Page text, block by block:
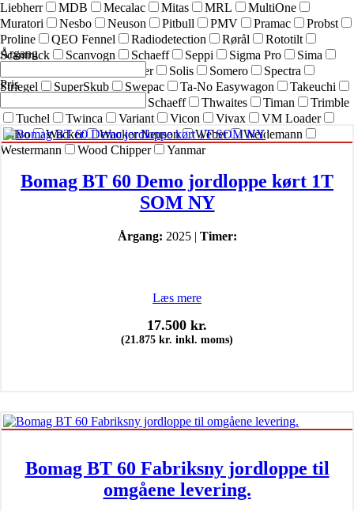
Liebherr
MDB Mecalac Mitas MRL
MultiOne
Muratori
Nesbo Neuson Pitbull PMV Pramac
Probst
Proline
QEO Fennel Radiodetection Rørål
Rototilt
Scantruck
Scanvogn Schaeff Seppi Sigma Pro
Sima
sneskraber Solis Somero
Spectra
Striegel
SuperSkub Swepac Ta-No Easywagon
Takeuchi
Terex Schaeff Thwaites Timan
Trimble
Tuchel
Twinca Variant Vicon Vivax
VM Loader
Volvo
Wacker Wacker Neuson Weber
Weidemann
Westermann
Wood Chipper Yanmar
Årgang
Pris
Bomag BT 60 Demo jordloppe kørt 1T
SOM NY
Årgang: 2025 | Timer:
Læs mere
17.500 kr.
(21.875 kr. inkl. moms)
Bomag BT 60 Fabriksny jordloppe til
omgåene levering.